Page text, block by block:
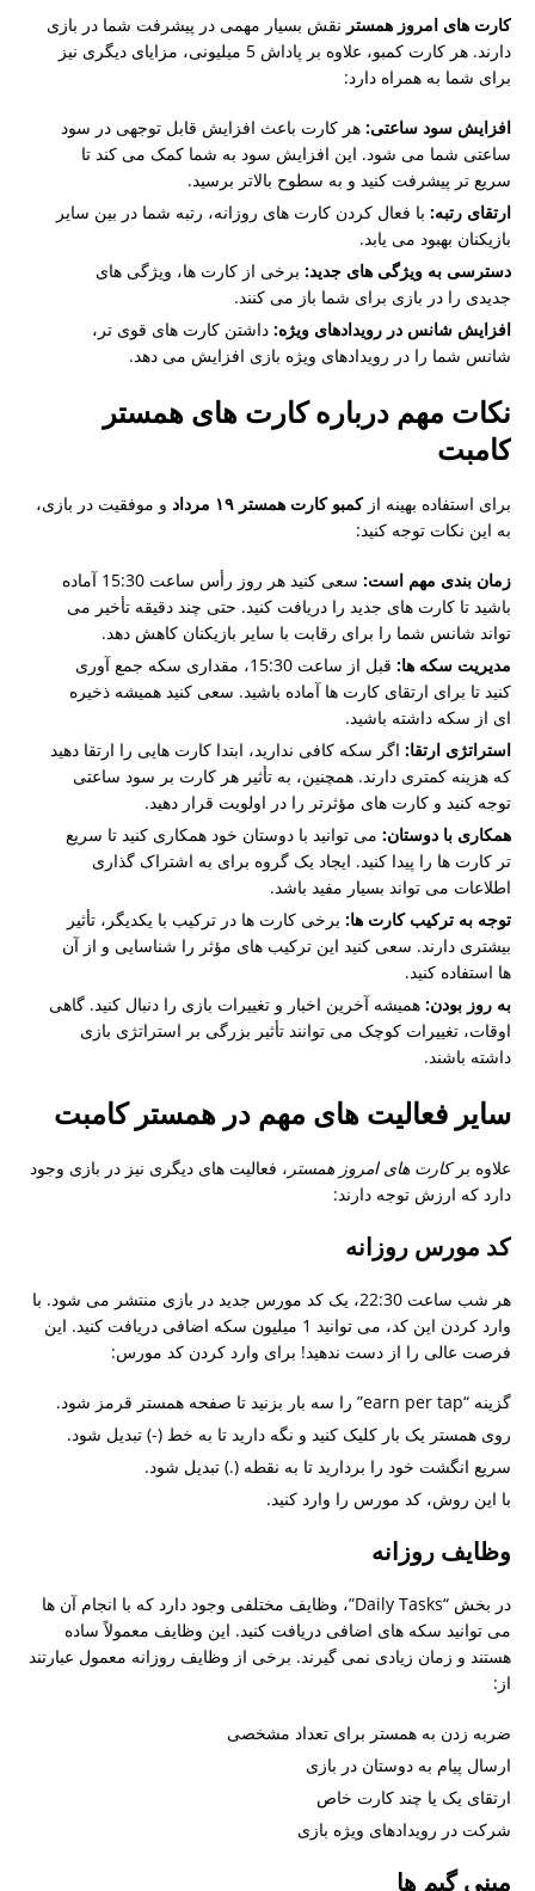
کارت های امروز همستر نقش بسیار مهمی در پیشرفت شما در بازی
دارند. هر کارت کمبو، علاوه بر پاداش 5 میلیونی، مزایای دیگری نیز
برای شما به همراه دارد:
افزایش سود ساعتی: هر کارت باعث افزایش قابل توجهی در سود
ساعتی شما می شود. این افزایش سود به شما کمک می کند تا
سریع تر پیشرفت کنید و به سطوح بالاتر برسید.
ارتقای رتبه: با فعال کردن کارت های روزانه، رتبه شما در بین سایر
بازیکنان بهبود می یابد.
دسترسی به ویژگی های جدید: برخی از کارت ها، ویژگی های
جدیدی را در بازی برای شما باز می کنند.
افزایش شانس در رویدادهای ویژه: داشتن کارت های قوی تر،
شانس شما را در رویدادهای ویژه بازی افزایش می دهد.
نکات مهم درباره کارت های همستر
کامبت
برای استفاده بهینه ازکمبو کارت همستر ۱۹ مرداد
و موفقیت در بازی،
به این نکات توجه کنید:
زمان بندی مهم است:
سعی کنید هر روز رأس ساعت 15:30 آماده
باشید تا کارت های جدید را دریافت کنید. حتی چند دقیقه تأخیر می
تواند شانس شما را برای رقابت با سایر بازیکنان کاهش دهد.
مدیریت سکه ها:
قبل از ساعت 15:30، مقداری سکه جمع آوری
کنید تا برای ارتقای کارت ها آماده باشید. سعی کنید همیشه ذخیره
ای از سکه داشته باشید.
استراتژی ارتقا: اگر سکه کافی ندارید، ابتدا کارت هایی را ارتقا دهید
که هزینه کمتری دارند. همچنین، به تأثیر هر کارت بر سود ساعتی
توجه کنید و کارت های مؤثرتر را در اولویت قرار دهید.
همکاری با دوستان: می توانید با دوستان خود همکاری کنید تا سریع
تر کارت ها را پیدا کنید. ایجاد یک گروه برای به اشتراک گذاری
اطلاعات می تواند بسیار مفید باشد.
توجه به ترکیب کارت ها: برخی کارت ها در ترکیب با یکدیگر، تأثیر
بیشتری دارند. سعی کنید این ترکیب های مؤثر را شناسایی و از آن
ها استفاده کنید.
به روز بودن: همیشه آخرین اخبار و تغییرات بازی را دنبال کنید. گاهی
اوقات، تغییرات کوچک می توانند تأثیر بزرگی بر استراتژی بازی
داشته باشند.
سایر فعالیت های مهم در همستر کامبت
علاوه برکارت های امروز همستر ، فعالیت های دیگری نیز در بازی وجود
دارد که ارزش توجه دارند:
کد مورس روزانه
هر شب ساعت 22:30، یک کد مورس جدید در بازی منتشر می شود. با
وارد کردن این کد، می توانید 1 میلیون سکه اضافی دریافت کنید. این
فرصت عالی را از دست ندهید! برای وارد کردن کد مورس:
گزینه “earn per tap” را سه بار بزنید تا صفحه همستر قرمز شود.
روی همستر یک بار کلیک کنید و نگه دارید تا به خط (-) تبدیل شود.
سریع انگشت خود را بردارید تا به نقطه (.) تبدیل شود.
با این روش، کد مورس را وارد کنید.
وظایف روزانه
در بخش “Daily Tasks”، وظایف مختلفی وجود دارد که با انجام آن ها
می توانید سکه های اضافی دریافت کنید. این وظایف معمولاً ساده
هستند و زمان زیادی نمی گیرند. برخی از وظایف روزانه معمول عبارتند
از:
ضربه زدن به همستر برای تعداد مشخصی
ارسال پیام به دوستان در بازی
ارتقای یک یا چند کارت خاص
شرکت در رویدادهای ویژه بازی
مینی گیم ها